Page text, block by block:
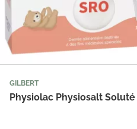
GILBERT
Physiolac Physiosalt Soluté